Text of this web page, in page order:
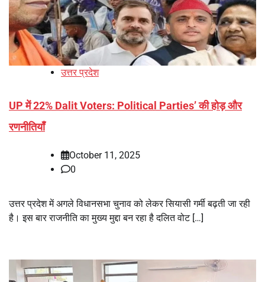
उत्तर प्रदेश
UP में 22% Dalit Voters: Political Parties’ की होड़ और
रणनीतियाँ
October 11, 2025
0
उत्तर प्रदेश में अगले विधानसभा चुनाव को लेकर सियासी गर्मी बढ़ती जा रही
है। इस बार राजनीति का मुख्य मुद्दा बन रहा है दलित वोट […]